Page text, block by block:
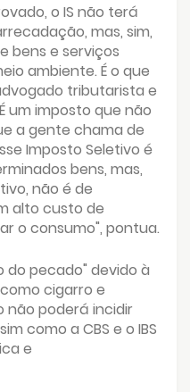
o IS não terá
mas, sim,
bens e serviços
ambiente. É o que
tributarista e
um imposto que não
a gente chama de
Imposto Seletivo é
bens, mas,
não é de
alto custo de
o consumo", pontua.
do pecado" devido à
cigarro e
não poderá incidir
como a CBS e o IBS
e